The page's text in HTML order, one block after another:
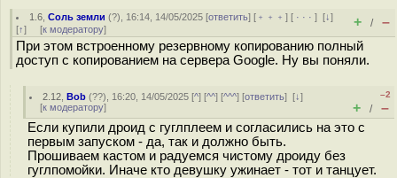
1.6 ,Соль земли (?), 16:14, 14/05/2025 [ответить] [ ﹢﹢﹢] [ · · ·][↓]
[↑] [к модератору] + / –
При этом встроенному резервному копированию полный
доступ с копированием на сервера Google. Ну вы поняли.
2.12 ,Bob (??), 16:20, 14/05/2025 [^] [^^] [^^^] [ответить][↓]
[к модератору]
–2
+ / –
Если купили дроид с гуглплеем и согласились на это с
первым запуском - да, так и должно быть.
Прошиваем кастом и радуемся чистому дроиду без
гуглпомойки. Иначе кто девушку ужинает - тот и танцует.